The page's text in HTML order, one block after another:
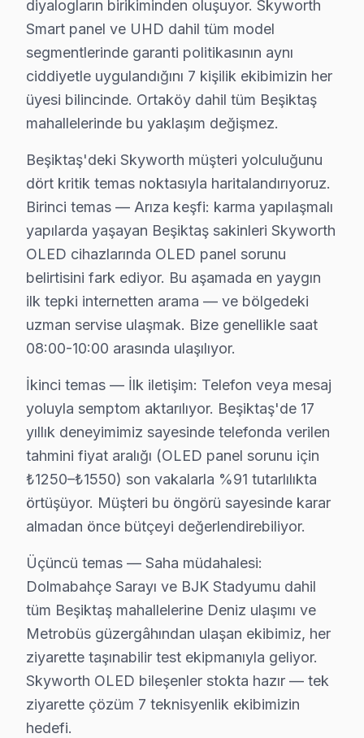
Skyworth TV Teknik Profil ve Servis Rehberi
Skyworth görüntüleme sistemi Teknik Servis Rehberi
Skyworth televizyon paneli'lerde En Sık Karşılaşılan
Skyworth servisimizde en yaygın yazılım
Skyworth Servis Yaklaşımımız
marka kalitesi ilkeleri doğrultusunda Skyworth
Skyworth ekran Onarım Süreci
1. Müşteri bildirir, servis ekibi arıza semptomlarını
2. Termal kamera, osiloskop, ESR ölçer ile elektronik
3. Arıza kaynağı tespit edilir: panel mi, anakart mı, güç
4. Yazılı fiyat teklifi sunulur; onay olmadan işlem
5. Orijinal veya OEM eşdeğer Skyworth parça ile
6. Tüm fonksiyonlar kapsamlı test edilir; garanti
Skyworth panel'ler için en yaygın kullanıcı hatası;
Skyworth LED TV'niz arızalandığında verileri
söz konusu model güvenilirliği standartlarında
Skyworth TV Teknik Rehberi: Panel, Teşhis ve
Skyworth televizyonlarınızın arıza giderme ve
Neden Beşiktaş'de Skyworth teknik desteği
Beşiktaş Skyworth TV Ekran Anakart Profesyonel Servis ve
Beşiktaş'da Skyworth televizyon'niz bozulduğunda
• Beşiktaş'de 25+ sertifikalı teknisyen Skyworth
• Beşiktaş'de sadece orijinal parça kullanıyoruz.
• Osiloskop, ESR ölçer, termal kamera ile teşhis
Bunu da hatırlatalım:, Dolmabahçe Sarayı, BJK
diyalogların birikiminden oluşuyor. Skyworth
Smart panel ve UHD dahil tüm model
segmentlerinde garanti politikasının aynı
ciddiyetle uygulandığını 7 kişilik ekibimizin her
üyesi bilincinde. Ortaköy dahil tüm Beşiktaş
mahallelerinde bu yaklaşım değişmez.
Beşiktaş'deki Skyworth müşteri yolculuğunu
dört kritik temas noktasıyla haritalandırıyoruz.
Birinci temas — Arıza keşfi: karma yapılaşmalı
yapılarda yaşayan Beşiktaş sakinleri Skyworth
OLED cihazlarında OLED panel sorunu
belirtisini fark ediyor. Bu aşamada en yaygın
ilk tepki internetten arama — ve bölgedeki
uzman servise ulaşmak. Bize genellikle saat
08:00-10:00 arasında ulaşılıyor.
İkinci temas — İlk iletişim: Telefon veya mesaj
yoluyla semptom aktarılıyor. Beşiktaş'de 17
yıllık deneyimimiz sayesinde telefonda verilen
tahmini fiyat aralığı (OLED panel sorunu için
₺1250–₺1550) son vakalarla %91 tutarlılıkta
örtüşüyor. Müşteri bu öngörü sayesinde karar
almadan önce bütçeyi değerlendirebiliyor.
Üçüncü temas — Saha müdahalesi:
Dolmabahçe Sarayı ve BJK Stadyumu dahil
tüm Beşiktaş mahallelerine Deniz ulaşımı ve
Metrobüs güzergâhından ulaşan ekibimiz, her
ziyarette taşınabilir test ekipmanıyla geliyor.
Skyworth OLED bileşenler stokta hazır — tek
ziyarette çözüm 7 teknisyenlik ekibimizin
hedefi.